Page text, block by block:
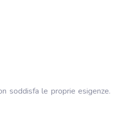
soddisfa le proprie esigenze.